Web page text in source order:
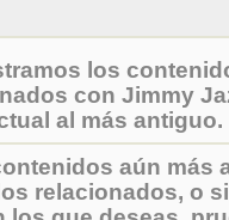
los
con Jimmy
al más antiguo.
aún más
relacionados, o